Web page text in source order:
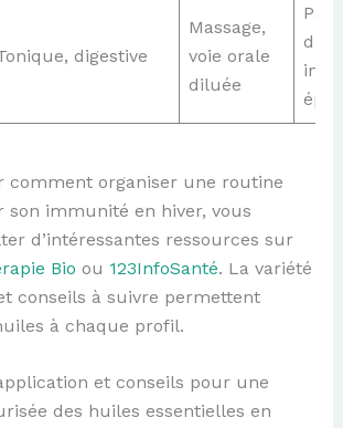
digestive
Massage,
voie orale
diluée
Pas
comment organiser une routine
son immunité en hiver, vous
d’intéressantes ressources sur
Bio ou 123InfoSanté. La variété
conseils à suivre permettent
à chaque profil.
et conseils pour une
des huiles essentielles en